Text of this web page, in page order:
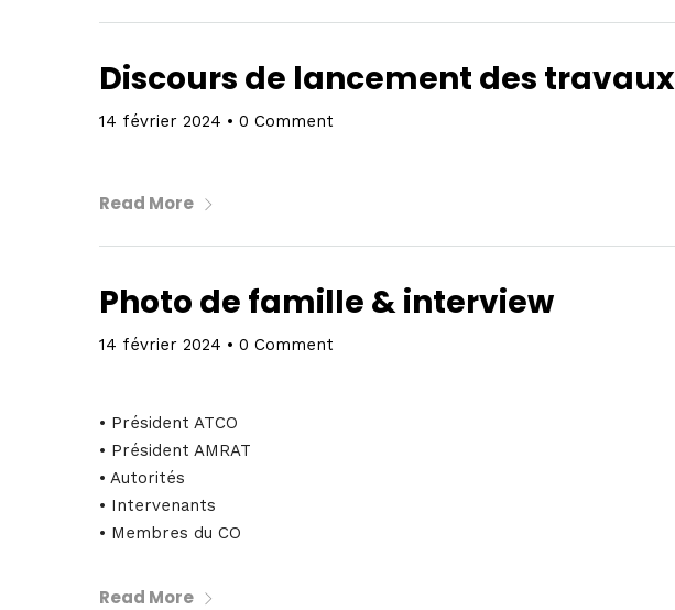
Discours de lancement des travaux
14 février 2024 • 0 Comment
Read More
Photo de famille & interview
14 février 2024 • 0 Comment
• Président ATCO
• Président AMRAT
• Autorités
• Intervenants
• Membres du CO
Read More